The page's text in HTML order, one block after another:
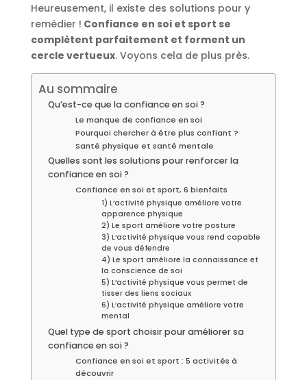
Heureusement, il existe des solutions pour y
remédier ! Confiance en soi et sport se
complètent parfaitement et forment un
cercle vertueux. Voyons cela de plus près.
Au sommaire
Qu’est-ce que la confiance en soi ?
Le manque de confiance en soi
Pourquoi chercher à être plus confiant ?
Santé physique et santé mentale
Quelles sont les solutions pour renforcer la
confiance en soi ?
Confiance en soi et sport, 6 bienfaits
1) L’activité physique améliore votre
apparence physique
2) Le sport améliore votre posture
3) L’activité physique vous rend capable
de vous défendre
4) Le sport améliore la connaissance et
la conscience de soi
5) L’activité physique vous permet de
tisser des liens sociaux
6) L’activité physique améliore votre
mental
Quel type de sport choisir pour améliorer sa
confiance en soi ?
Confiance en soi et sport : 5 activités à
découvrir